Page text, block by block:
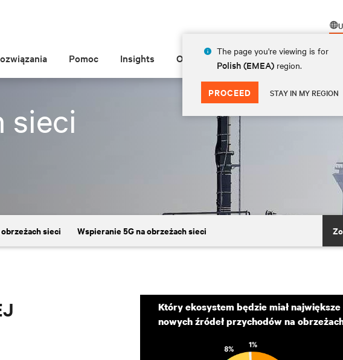
The page you're viewing is for
Polish (EMEA) region.
PROCEED STAY IN MY REGION
Pomoc Insights O Vertiv
sieci
obrzeżach sieci Wspieranie 5G na obrzeżach sieci
Który ekosystem będzie miał
nowych źródeł przychodów na